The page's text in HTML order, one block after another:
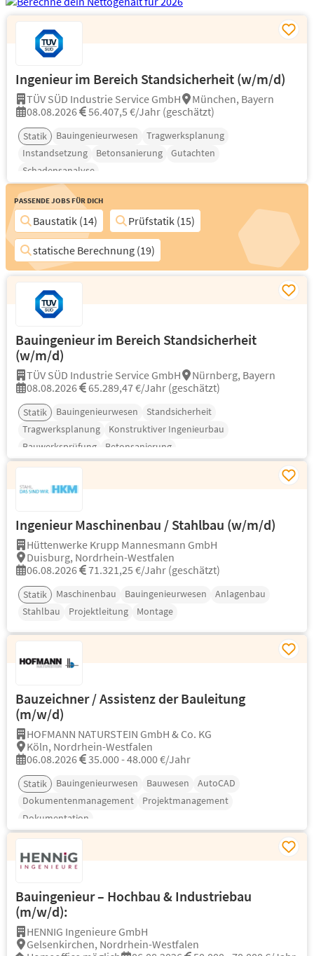
Ingenieur im Bereich Standsicherheit (w/m/d)
TÜV SÜD Industrie Service GmbH
München, Bayern
08.08.2026
56.407,5 €/Jahr (geschätzt)
Statik Bauingenieurwesen
Tragwerksplanung
Instandsetzung
Betonsanierung
Gutachten
Schadensanalyse
Passende Jobs für Dich
Baustatik (14)
Prüfstatik (15)
statische Berechnung (19)
Bauingenieur im Bereich Standsicherheit
(w/m/d)
TÜV SÜD Industrie Service GmbH
Nürnberg, Bayern
08.08.2026
65.289,47 €/Jahr (geschätzt)
Statik Bauingenieurwesen
Standsicherheit
Tragwerksplanung
Konstruktiver Ingenieurbau
Bauwerksprüfung
Betonsanierung
Ingenieur Maschinenbau / Stahlbau (w/m/d)
Hüttenwerke Krupp Mannesmann GmbH
Duisburg, Nordrhein-Westfalen
06.08.2026
71.321,25 €/Jahr (geschätzt)
Statik Maschinenbau Bauingenieurwesen
Anlagenbau
Stahlbau
Projektleitung Montage
Bauzeichner / Assistenz der Bauleitung
(m/w/d)
HOFMANN NATURSTEIN GmbH & Co. KG
Köln, Nordrhein-Westfalen
06.08.2026
35.000 - 48.000 €/Jahr
Statik Bauingenieurwesen Bauwesen
AutoCAD
Dokumentenmanagement
Projektmanagement
Dokumentation
Bauingenieur – Hochbau & Industriebau
(m/w/d):
HENNIG Ingenieure GmbH
Gelsenkirchen, Nordrhein-Westfalen